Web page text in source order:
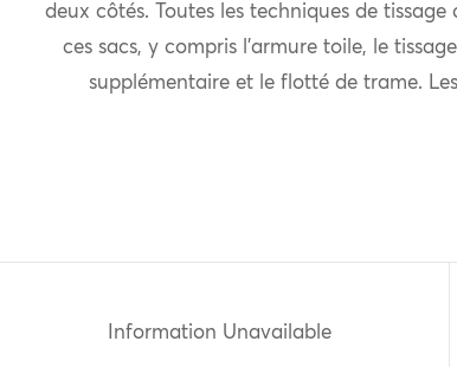
deux côtés. Toutes les techniques de
ces sacs, y compris l’armure toile, le
supplémentaire et le flotté de trame.
Information Unavailable